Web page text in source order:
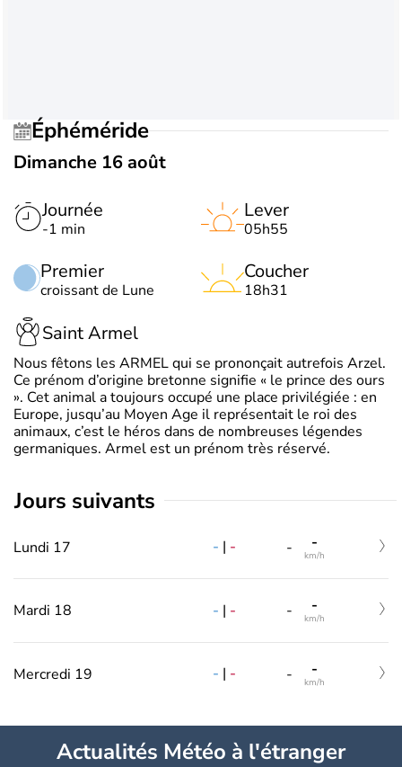
Éphéméride
Dimanche 16 août
Journée
-1 min
Premier
croissant de Lune
Lever
05h55
Coucher
18h31
Saint Armel
Nous fêtons les ARMEL qui se prononçait autrefois Arzel.
Ce prénom d’origine bretonne signifie « le prince des ours
». Cet animal a toujours occupé une place privilégiée : en
Europe, jusqu’au Moyen Age il représentait le roi des
animaux, c’est le héros dans de nombreuses légendes
germaniques. Armel est un prénom très réservé.
jours suivants
Lundi 17 - | - - -
km/h
Mardi 18 - | - - -
km/h
Mercredi 19 - | - - -
km/h
Actualités Météo à l'étranger